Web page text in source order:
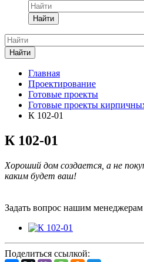
Найти
Найти
Главная
Проектирование
Готовые проекты
Готовые проекты
К 102-01
К 102-01
Хороший дом создается, а не
каким будет ваш!
Задать вопрос нашим менеджерам
Поделиться ссылкой: